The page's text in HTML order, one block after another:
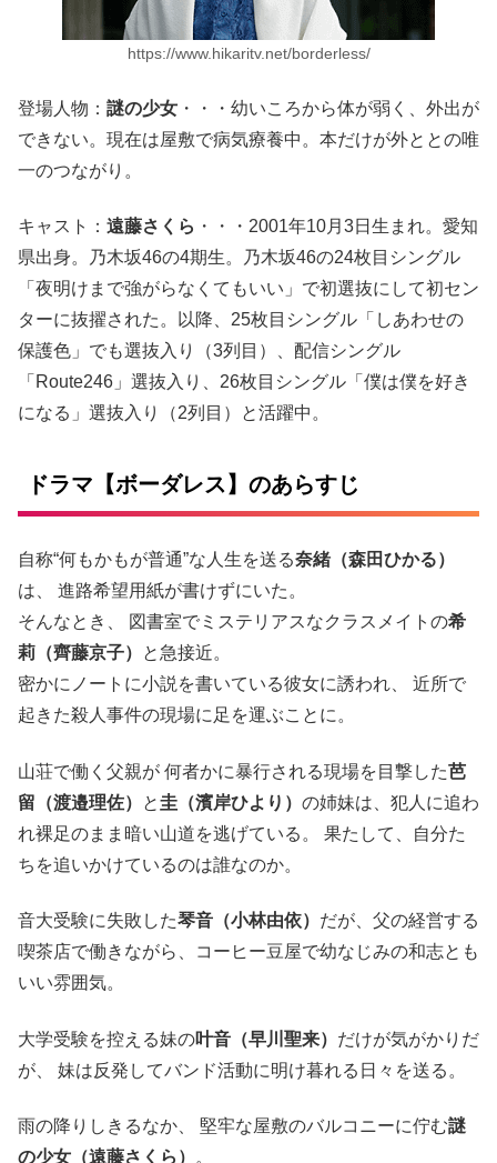
https://www.hikaritv.net/borderless/
登場人物： 謎の少女 ・・・幼いころから体が弱く、外出が
できない。現在は屋敷で病気療養中。本だけが外ととの唯
一のつながり。
キャスト： 遠藤さくら ・・・2001年10月3日生まれ。愛知
県出身。乃木坂46の4期生。乃木坂46の24枚目シングル
「夜明けまで強がらなくてもいい」で初選抜にして初セン
ターに抜擢された。以降、25枚目シングル「しあわせの
保護色」でも選抜入り（3列目）、配信シングル
「Route246」選抜入り、26枚目シングル「僕は僕を好き
になる」選抜入り（2列目）と活躍中。
ドラマ【ボーダレス】のあらすじ
自称“何もかもが普通”な人生を送る奈緒（森田ひかる）
は、 進路希望用紙が書けずにいた。
そんなとき、 図書室でミステリアスなクラスメイトの希
莉（齊藤京子）
と急接近。
密かにノートに小説を書いている彼女に誘われ、 近所で
起きた殺人事件の現場に足を運ぶことに。
山荘で働く父親が 何者かに暴行される現場を目撃した芭
留（渡邉理佐）
と圭（濱岸ひより） の姉妹は、犯人に追わ
れ裸足のまま暗い山道を逃げている。 果たして、自分た
ちを追いかけているのは誰なのか。
音大受験に失敗した琴音（小林由依） だが、父の経営する
喫茶店で働きながら、コーヒー豆屋で幼なじみの和志とも
いい雰囲気。
大学受験を控える妹の叶音（早川聖来） だけが気がかりだ
が、 妹は反発してバンド活動に明け暮れる日々を送る。
雨の降りしきるなか、 堅牢な屋敷のバルコニーに佇む謎
の少女（遠藤さくら）
。